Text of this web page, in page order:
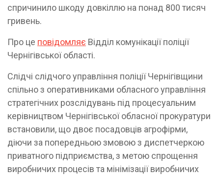
спричинило шкоду довкіллю на понад 800 тисяч
гривень.
Про це повідомляє Відділ комунікації поліції
Чернігівської області.
Слідчі слідчого управління поліції Чернігівщини
спільно з оперативниками обласного управління
стратегічних розслідувань під процесуальним
керівництвом Чернігівської обласної прокуратури
встановили, що двоє посадовців агрофірми,
діючи за попередньою змовою з диспетчеркою
приватного підприємства, з метою спрощення
виробничих процесів та мінімізації виробничих